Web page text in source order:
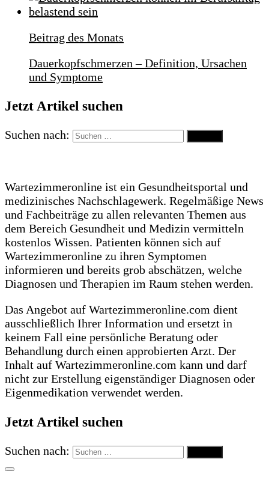
Beitrag des Monats
Dauerkopfschmerzen – Definition, Ursachen
und Symptome
Jetzt Artikel suchen
Suchen nach:
Wartezimmeronline ist ein Gesundheitsportal und
medizinisches Nachschlagewerk. Regelmäßige News
und Fachbeiträge zu allen relevanten Themen aus
dem Bereich Gesundheit und Medizin vermitteln
kostenlos Wissen. Patienten können sich auf
Wartezimmeronline zu ihren Symptomen
informieren und bereits grob abschätzen, welche
Diagnosen und Therapien im Raum stehen werden.
Das Angebot auf Wartezimmeronline.com dient
ausschließlich Ihrer Information und ersetzt in
keinem Fall eine persönliche Beratung oder
Behandlung durch einen approbierten Arzt. Der
Inhalt auf Wartezimmeronline.com kann und darf
nicht zur Erstellung eigenständiger Diagnosen oder
Eigenmedikation verwendet werden.
Jetzt Artikel suchen
Suchen nach: